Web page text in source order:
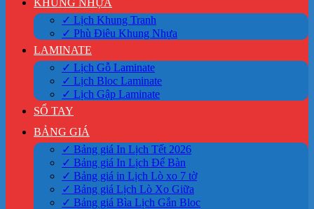
KHUNG NHỰA
✓ Lịch Khung Tranh
✓ Phù Điêu Khung Nhựa
LAMINATE
✓ Lịch Gỗ Laminate
✓ Lịch Bloc Laminate
✓ Lịch Gập Laminate
SỔ TAY
BẢNG GIÁ
✓ Bảng giá In Lịch Tết 2026
✓ Bảng giá In Lịch Để Bàn
✓ Bảng giá in Lịch Lò xo 7 tờ
✓ Bảng giá Lịch Lò Xo Giữa
✓ Bảng giá Bìa Lịch Gắn Bloc